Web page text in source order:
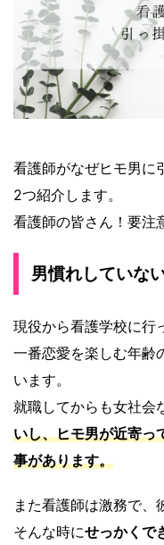
看護師がなぜヒモ男に
2つ紹介します。
看護師の皆さん！要注
男慣れしていな
現役から看護学校に行
一番恋愛を楽しむ年齢
います。
就職してからも女社会
いし、ヒモ男が近寄っ
事があります。
また看護師は激務で、
そんな時にせっかくで